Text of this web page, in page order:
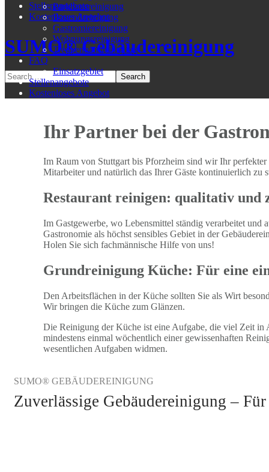
Stellenangebote
Kostenloses Angebot
SUMO® Gebäudereinigung
Parkhausreinigung
Bauendreinigung
Gastromiereinigung
Wohnungsreinigung
Treppenhausreinigung
FAQ
Einsatzgebiet
Stellenangebote
Kostenloses Angebot
Ihr Partner bei der
Im Raum von Stuttgart bis Pforzheim sind wir Ihr
Mitarbeiter und natürlich das Ihrer Gäste kontinuierlich zu
Restaurant reinigen: qualitativ und
Im Gastgewerbe, wo Lebensmittel ständig verarbeitet und
Gastronomie als höchst sensibles Gebiet in der
Holen Sie sich fachmännische Hilfe von uns!
Grundreinigung Küche: Für eine
Den Arbeitsflächen in der Küche sollten Sie als Wirt
Wir bringen die Küche zum Glänzen.
Die Reinigung der Küche ist eine Aufgabe, die viel Zeit in
mindestens einmal wöchentlich einer gewissenhaften
wesentlichen Aufgaben widmen.
SUMO® GEBÄUDEREINIGUNG
Zuverlässige Gebäudereinigung –